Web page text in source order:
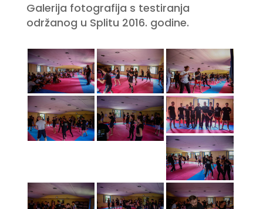
Galerija fotografija s testiranja
održanog u Splitu 2016. godine.